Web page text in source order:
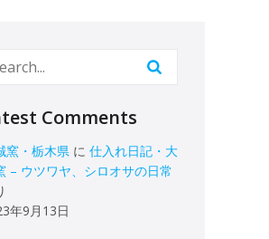
Comments
窯・栃木県 に 仕入れ日記・大
– ウツワヤ、シロオサの日常
年9月13日